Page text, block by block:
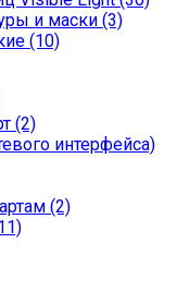
и маски (3)
(10)
(2)
интерфейса)
(2)